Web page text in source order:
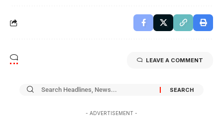
LEAVE A COMMENT
- ADVERTISEMENT -